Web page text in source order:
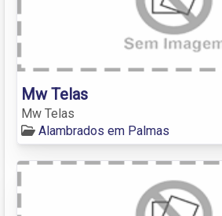
Mw Telas
Mw Telas
Alambrados em Palmas